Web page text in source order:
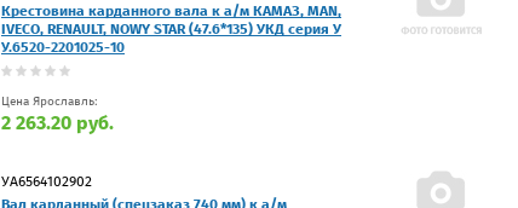
Крестовина карданного вала к а/м КАМАЗ, MAN,
IVECO, RENAULT, NOWY STAR (47.6*135) УКД серия У
У.6520-2201025-10
Цена Ярославль:
2 263.20 руб.
УА6564102902
Вал карданный (спецзаказ 740 мм) к а/м